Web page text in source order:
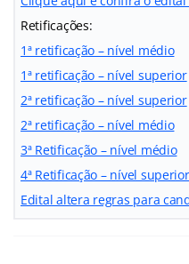
Retificações:
1ª retificação – nível médio
1ª retificação – nível superior
2ª retificação – nível superior
2ª retificação – nível médio
3ª Retificação – nível médio
4ª Retificação – nível superior
Edital altera regras para